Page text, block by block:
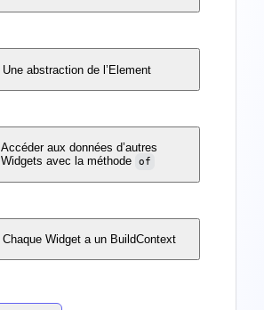
Une abstraction de l’Element
Accéder aux données d’autres
Widgets avec la méthode of
Chaque Widget a un BuildContext